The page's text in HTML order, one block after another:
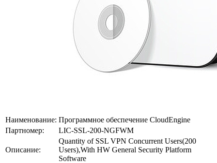
Наименование: Программное обеспечение CloudEngine
Партномер:
LIC-SSL-200-NGFWM
Описание:
Quantity of SSL VPN Concurrent Users(200
Users),With HW General Security Platform
Software